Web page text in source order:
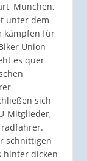
München,
unter dem
kämpfen für
Union
es quer
sich
Mitglieder,
schnittigen
hinter dicken